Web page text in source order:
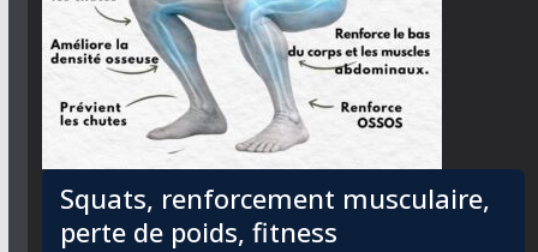
Squats, renforcement musculaire,
perte de poids, fitness